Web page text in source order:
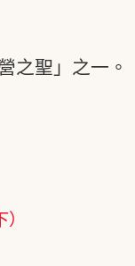
之聖」之一。